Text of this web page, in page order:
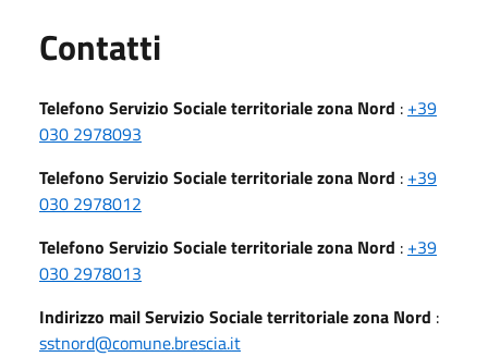
Contatti
Telefono Servizio Sociale territoriale zona Nord : +39
030 2978093
Telefono Servizio Sociale territoriale zona Nord : +39
030 2978012
Telefono Servizio Sociale territoriale zona Nord : +39
030 2978013
Indirizzo mail Servizio Sociale territoriale zona Nord :
sstnord@comune.brescia.it